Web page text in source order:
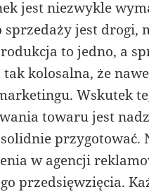
jest niezwykle
sprzedaży jest drogi,
to jedno, a
kolosalna, że
Wskutek
towaru jest
przygotować.
w agencji
przedsięwzięcia.